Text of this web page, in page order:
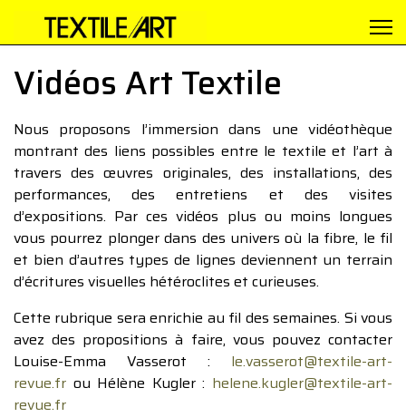
Vidéos Art Textile
Nous proposons l’immersion dans une vidéothèque
montrant des liens possibles entre le textile et l’art à
travers des œuvres originales, des installations, des
performances, des entretiens et des visites
d’expositions. Par ces vidéos plus ou moins longues
vous pourrez plonger dans des univers où la fibre, le fil
et bien d’autres types de lignes deviennent un terrain
d’écritures visuelles hétéroclites et curieuses.
Cette rubrique sera enrichie au fil des semaines. Si vous
avez des propositions à faire, vous pouvez contacter
Louise-Emma Vasserot : le.vasserot@textile-art-
revue.fr ou Hélène Kugler : helene.kugler@textile-art-
revue.fr